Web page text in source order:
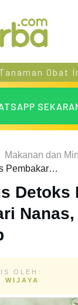
Obat
Makanan dan
Resep Jus Detoks Pembakar Lemak dari Nanas, Bayam, Jahe, dsb
Detoks
OLEH:
WIJAYA